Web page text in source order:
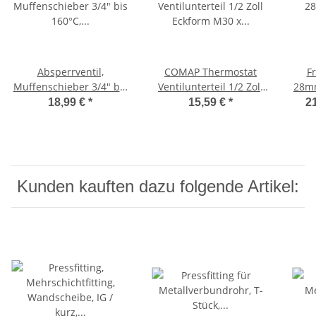
Absperrventil,
Muffenschieber 3/4" bis
160°C, voller Durchgang,
18,99 € *
COMAP Thermostat
Ventilunterteil 1/2 Zoll
Eckform M30 x 1,5 für
15,59 € *
Kunden kauften dazu folgende Artikel: